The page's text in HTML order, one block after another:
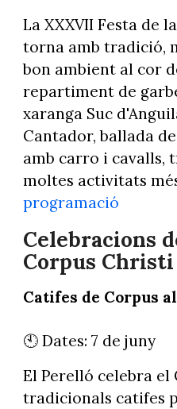
La XXXVII Festa de
torna amb tradició,
bon ambient al cor
repartiment de
xaranga Suc
Cantador, ballada
amb carro i cavalls,
moltes activitats
programació
Celebracions
Corpus Christi
Catifes de Corpus
🕙 Dates: 7 de juny
El Perelló celebra el
tradicionals catifes